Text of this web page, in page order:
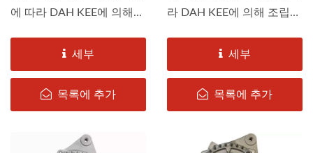
에 따라 DAH KEE에 의해...
세부
목록에 추가
라 DAH KEE에 의해 조립되
세부
목록에 추가